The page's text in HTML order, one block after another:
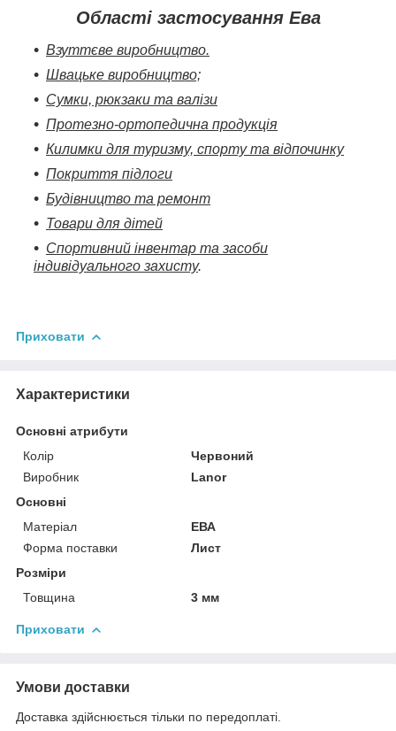
Області застосування Ева
Взуттєве виробництво.
Швацьке виробництво;
Сумки, рюкзаки та валізи
Протезно-ортопедична продукція
Килимки для туризму, спорту та відпочинку
Покриття підлоги
Будівництво та ремонт
Товари для дітей
Спортивний інвентар та засоби
індивідуального захисту.
Приховати
Характеристики
Основні атрибути
Колір
Червоний
Виробник
Lanor
Основні
Матеріал
ЕВА
Форма поставки
Лист
Розміри
Товщина
3 мм
Приховати
Умови доставки
Доставка здійснюється тільки по передоплаті.